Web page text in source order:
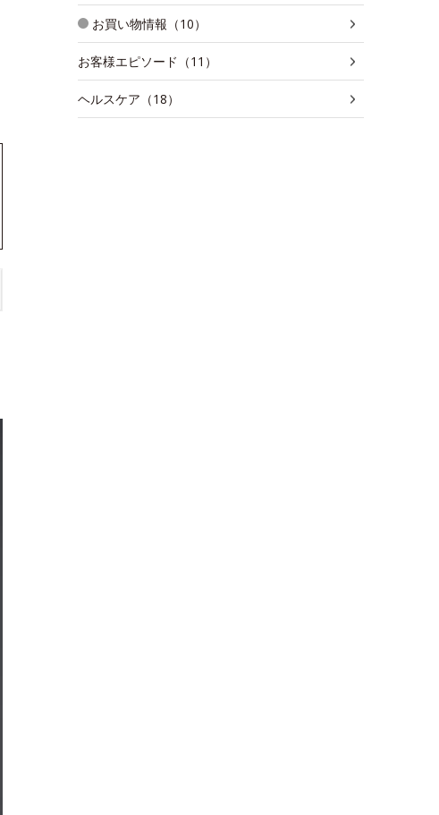
お買い物情報（10）
お客様エピソード（11）
ヘルスケア（18）